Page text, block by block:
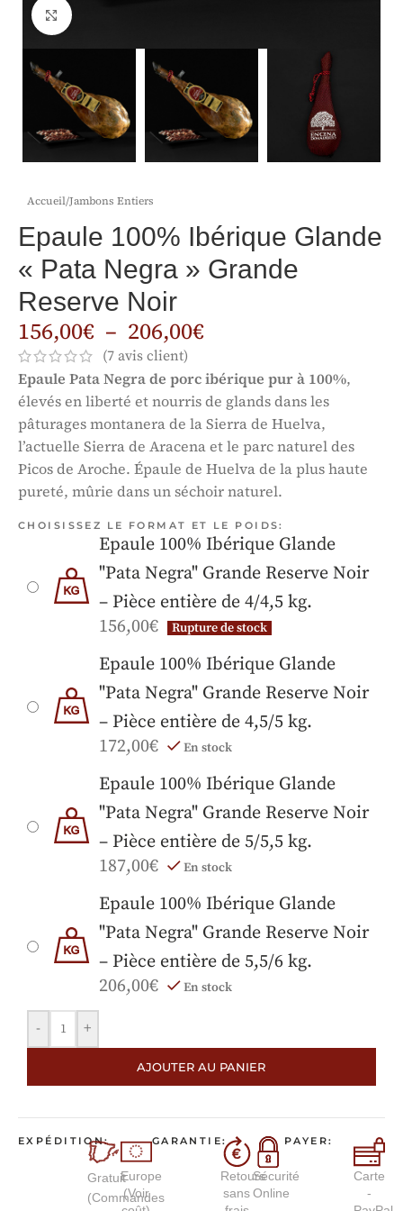
Click to enlarge
Accueil/Jambons Entiers
Epaule 100% Ibérique Glande
« Pata Negra » Grande
Reserve Noir
156,00€ – 206,00€
(7 avis client)
Epaule Pata Negra de porc ibérique pur à 100%,
élevés en liberté et nourris de glands dans les
pâturages montanera de la Sierra de Huelva,
l’actuelle Sierra de Aracena et le parc naturel des
Picos de Aroche. Épaule de Huelva de la plus haute
pureté, mûrie dans un séchoir naturel.
CHOISISSEZ LE FORMAT ET LE POIDS:
Epaule 100% Ibérique Glande
"Pata Negra" Grande Reserve Noir
– Pièce entière de 4/4,5 kg.
156,00€ Rupture de stock
Epaule 100% Ibérique Glande
"Pata Negra" Grande Reserve Noir
– Pièce entière de 4,5/5 kg.
172,00€ En stock
Epaule 100% Ibérique Glande
"Pata Negra" Grande Reserve Noir
– Pièce entière de 5/5,5 kg.
187,00€ En stock
Epaule 100% Ibérique Glande
"Pata Negra" Grande Reserve Noir
– Pièce entière de 5,5/6 kg.
206,00€ En stock
- +
AJOUTER AU PANIER
EXPÉDITION:
Gratuit
(Commandes
Europe
(Voir
GARANTIE:
Retours
sans
Sécurité
Online
PAYER:
Carte
-